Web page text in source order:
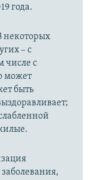
года.
некоторых
– с
числе с
может
быть